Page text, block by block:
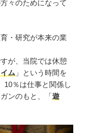
々のためになって
・研究が本来の業
が、当院では休憩
ム 」という時間を
10％は仕事と関係し
ンのもと、「遊